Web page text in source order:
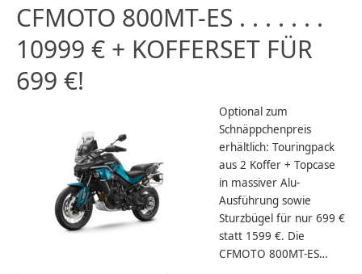
CFMOTO 800MT-ES . . . . . . .
10999 € + KOFFERSET FÜR
699 €!
Optional zum
Schnäppchenpreis
erhältlich: Touringpack
aus 2 Koffer + Topcase
in massiver Alu-
Ausführung sowie
Sturzbügel für nur 699 €
statt 1599 €. Die
CFMOTO 800MT-ES…